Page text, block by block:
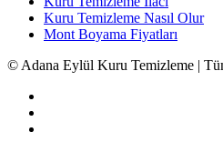
Kuru Temizleme Nasıl Olur
Mont Boyama Fiyatları
© Adana Eylül Kuru Temizleme |